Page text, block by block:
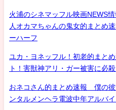
火浦のシネマッフル映画NEWS
人オカマちゃんの鬼女的まとめ
ーハーフ
ユカ・ヨネッフル！初老的まと
ト！害獣神アリ・ガー被害に必
おネコさん的まとめ速報 僕の
ンタルメンヘラ電波中年アルバ